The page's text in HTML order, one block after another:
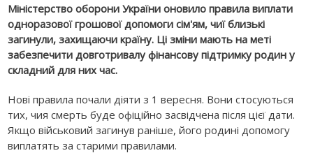
Міністерство оборони України оновило правила виплати
одноразової грошової допомоги сім'ям, чиї близькі
загинули, захищаючи країну. Ці зміни мають на меті
забезпечити довготривалу фінансову підтримку родин у
складний для них час.
Нові правила почали діяти з 1 вересня. Вони стосуються
тих, чия смерть буде офіційно засвідчена після цієї дати.
Якщо військовий загинув раніше, його родині допомогу
виплатять за старими правилами.